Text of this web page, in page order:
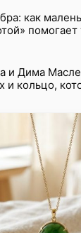
как
и Дима
и кольцо,